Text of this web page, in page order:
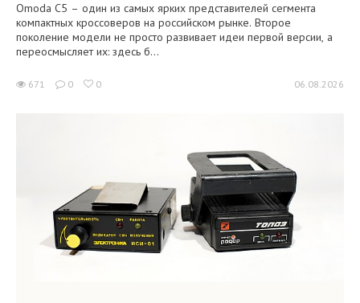
Omoda C5 – один из самых ярких представителей сегмента
компактных кроссоверов на российском рынке. Второе
поколение модели не просто развивает идеи первой версии, а
переосмысляет их: здесь б...
671 0 0 06.08.2026